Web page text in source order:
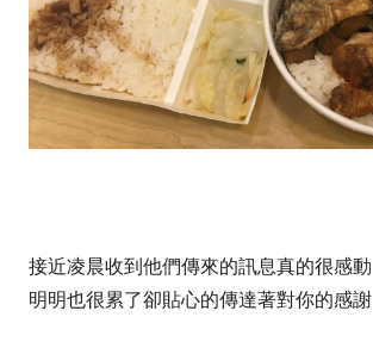
接近凌晨收到他們傳來的訊息真的很感動
明明也很累了卻貼心的傳達著對你的感謝